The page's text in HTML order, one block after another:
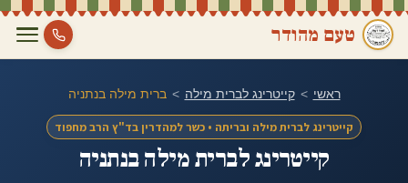
טעם מהודר
ראשי > קייטרינג לברית מילה > ברית מילה בנתניה
קייטרינג לברית מילה ובריתה • כשר למהדרין בד"ץ הרב מחפוד
קייטרינג לברית מילה בנתניה